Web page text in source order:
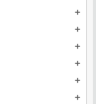
add
add
add
add
add
add